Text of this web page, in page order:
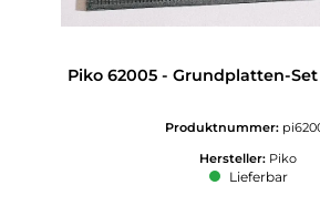
Piko 62005 - Grundplatten-Set
Produktnummer:
Hersteller: Piko
Lieferbar